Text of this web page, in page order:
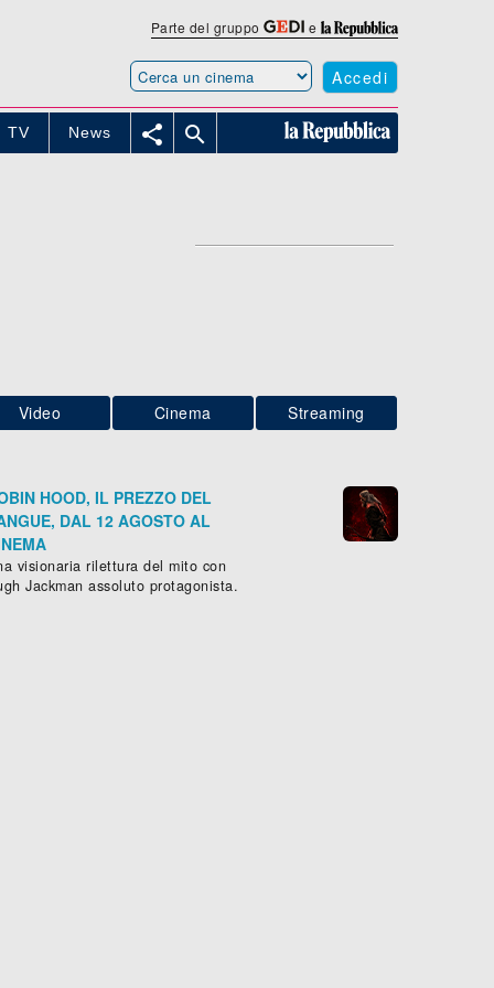
Parte del gruppo e
Accedi
TV News  
Video Cinema Streaming
HOOD, IL PREZZO DEL
DAL 12 AGOSTO AL
visionaria rilettura del mito con
Jackman assoluto protagonista.